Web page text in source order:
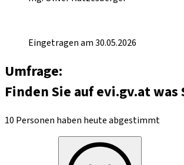
Eingetragen am 30.05.2026
Umfrage:
Finden Sie auf evi.gv.at was
10 Personen haben heute abgestimmt